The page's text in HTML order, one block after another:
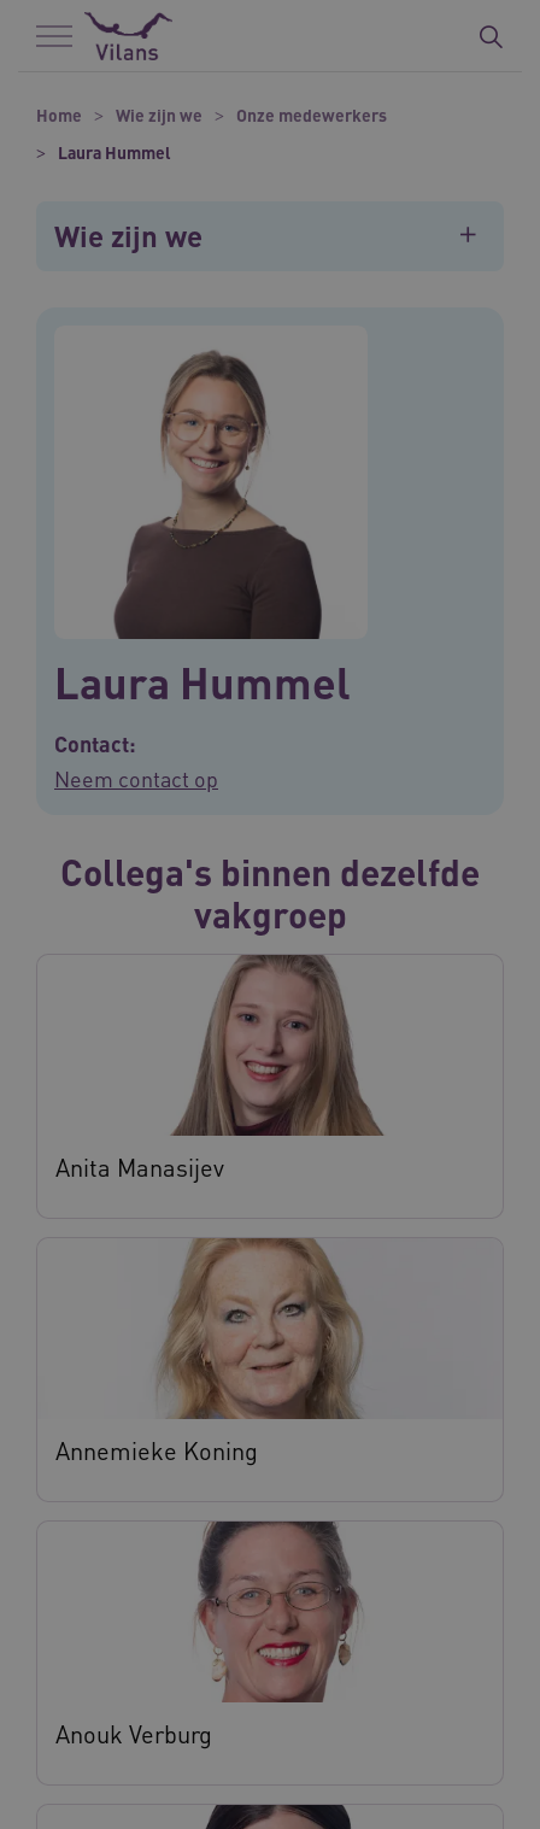
Naar hoofdinhoud
Naar footer
Home Wie zijn we
Onze medewerkers
Laura Hummel
Wie zijn we
Laura Hummel
Contact:
Neem contact op
Collega's binnen dezelfde
vakgroep
Anita Manasijev
Annemieke Koning
Anouk Verburg